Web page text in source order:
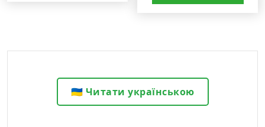
🇺🇦 Читати українською